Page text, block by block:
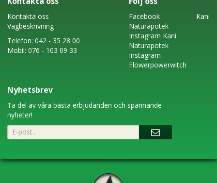
Kontakta oss
Vägbeskrivning
Telefon: 042 - 35 28 00
Mobil: 076 - 103 09 33
FacebookKani
Naturapotek
Instagram Kani
Naturapotek
Instagram
Flowerpowerwitch
Nyhetsbrev
Ta del av våra bästa erbjudanden och spännande
nyheter!